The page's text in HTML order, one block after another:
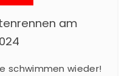
am
schwimmen wieder!